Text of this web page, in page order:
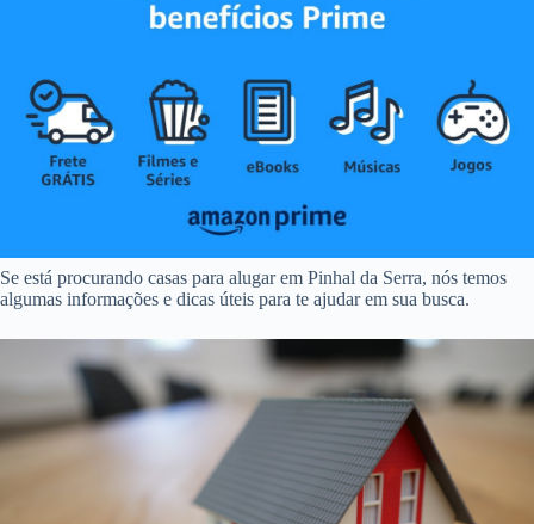
Se está procurando casas para alugar em Pinhal da Serra, nós temos
algumas informações e dicas úteis para te ajudar em sua busca.